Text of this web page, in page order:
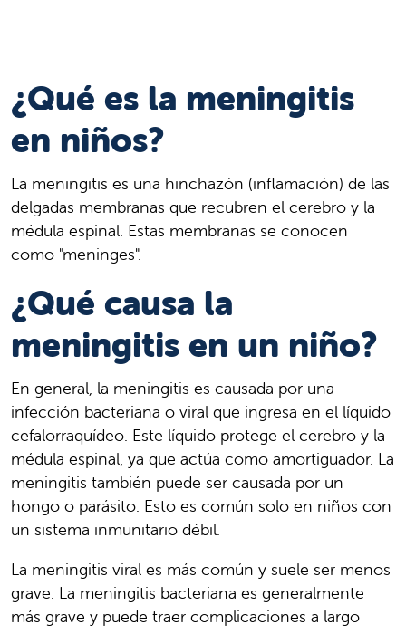
¿Qué es la meningitis
en niños?
La meningitis es una hinchazón (inflamación) de las
delgadas membranas que recubren el cerebro y la
médula espinal. Estas membranas se conocen
como "meninges".
¿Qué causa la
meningitis en un niño?
En general, la meningitis es causada por una
infección bacteriana o viral que ingresa en el líquido
cefalorraquídeo. Este líquido protege el cerebro y la
médula espinal, ya que actúa como amortiguador. La
meningitis también puede ser causada por un
hongo o parásito. Esto es común solo en niños con
un sistema inmunitario débil.
La meningitis viral es más común y suele ser menos
grave. La meningitis bacteriana es generalmente
más grave y puede traer complicaciones a largo